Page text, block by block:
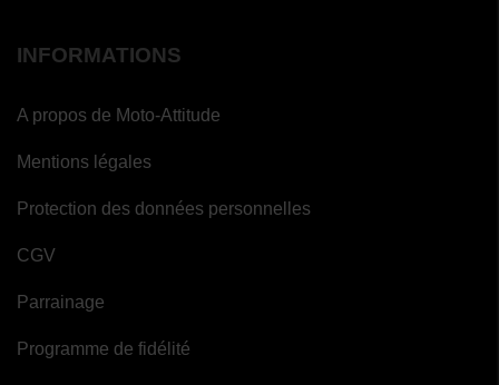
INFORMATIONS
A propos de Moto-Attitude
Mentions légales
Protection des données personnelles
CGV
Parrainage
Programme de fidélité